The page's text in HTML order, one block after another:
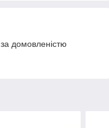
домовленістю